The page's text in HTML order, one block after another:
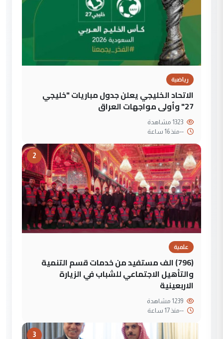
رياضية
الاتحاد الخليجي يعلن جدول مباريات "خليجي
27" وأولى مواجهات العراق
--منذ 16 ساعة
2
علمية
(796) الف مستفيد من خدمات قسم التنمية
والتأهيل الاجتماعي للشباب في الزيارة
الاربعينية
--منذ 17 ساعة
3